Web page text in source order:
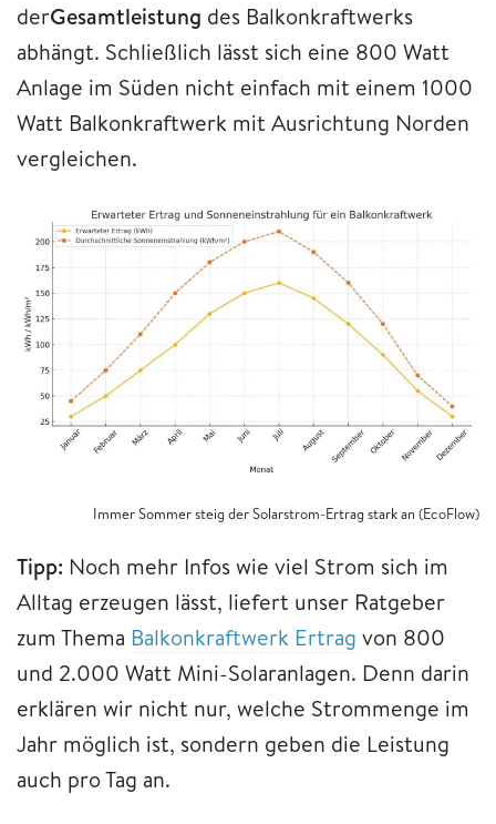
derGesamtleistung des Balkonkraftwerks
abhängt. Schließlich lässt sich eine 800 Watt
Anlage im Süden nicht einfach mit einem 1000
Watt Balkonkraftwerk mit Ausrichtung Norden
vergleichen.
Immer Sommer steig der Solarstrom-Ertrag stark an (EcoFlow)
Tipp: Noch mehr Infos wie viel Strom sich im
Alltag erzeugen lässt, liefert unser Ratgeber
zum Thema Balkonkraftwerk Ertrag von 800
und 2.000 Watt Mini-Solaranlagen. Denn darin
erklären wir nicht nur, welche Strommenge im
Jahr möglich ist, sondern geben die Leistung
auch pro Tag an.